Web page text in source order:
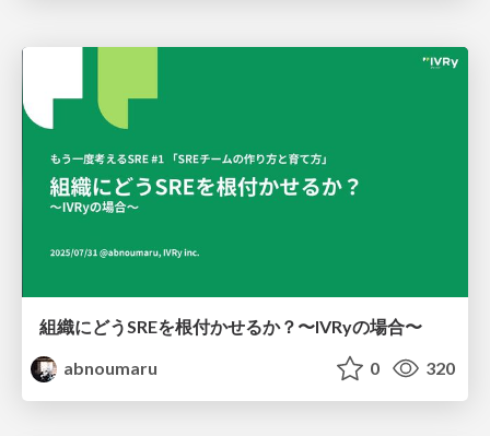
組織にどうSREを根付かせるか？〜IVRyの場合〜
abnoumaru
0 320